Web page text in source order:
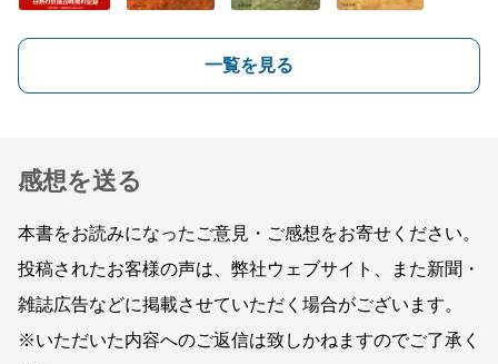
一覧を見る
感想を送る
本書をお読みになったご意見・ご感想をお寄せください。
投稿されたお客様の声は、弊社ウェブサイト、また新聞・
雑誌広告などに掲載させていただく場合がございます。
※いただいた内容へのご返信は致しかねますのでご了承く